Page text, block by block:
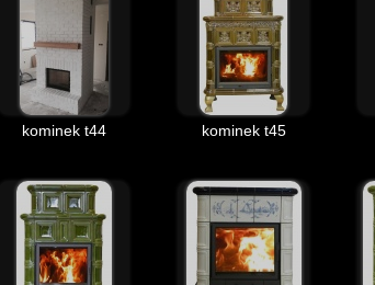
kominek t44 kominek t45